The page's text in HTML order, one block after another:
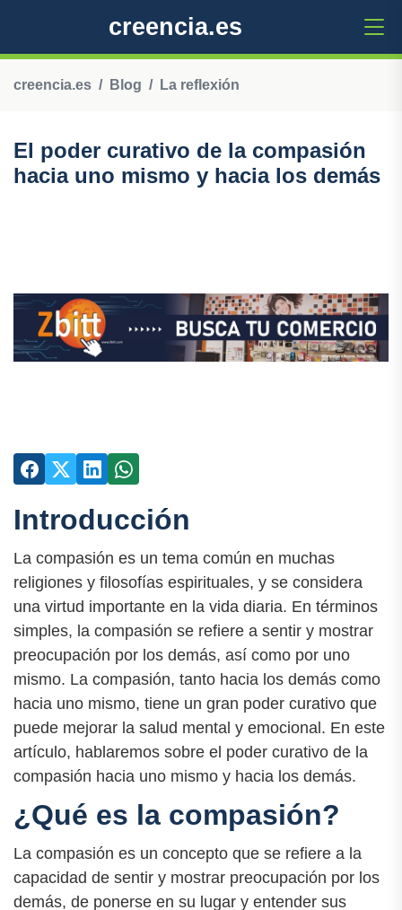
creencia.es
creencia.es Blog La reflexión
El poder curativo de la compasión
hacia uno mismo y hacia los demás
Introducción
La compasión es un tema común en muchas
religiones y filosofías espirituales, y se considera
una virtud importante en la vida diaria. En términos
simples, la compasión se refiere a sentir y mostrar
preocupación por los demás, así como por uno
mismo. La compasión, tanto hacia los demás como
hacia uno mismo, tiene un gran poder curativo que
puede mejorar la salud mental y emocional. En este
artículo, hablaremos sobre el poder curativo de la
compasión hacia uno mismo y hacia los demás.
¿Qué es la compasión?
La compasión es un concepto que se refiere a la
capacidad de sentir y mostrar preocupación por los
demás, de ponerse en su lugar y entender sus